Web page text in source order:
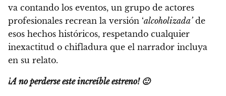
va contando los eventos, un grupo de actores
profesionales recrean la versión ‘alcoholizada’de
esos hechos históricos, respetando cualquier
inexactitud o chifladura que el narrador incluya
en su relato.
¡A no perderse este increíble estreno! 🙂